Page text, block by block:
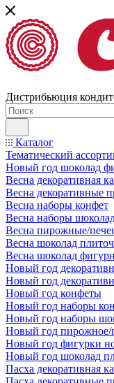
Дистрибьюция
Каталог
Тематический
Новый год шоколад
Весна декоративная
Весна декоративные
Весна наборы конфет
Весна наборы
Весна пирожные/
Весна шоколад
Весна шоколад
Новый год
Новый год
Новый год конфеты
Новый год наборы
Новый год наборы
Новый год пирожное/
Новый год фигурки
Новый год шоколад
Пасха декоративная